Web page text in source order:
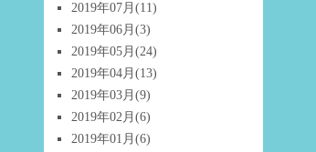
2019年07月 (11)
2019年06月 (3)
2019年05月 (24)
2019年04月 (13)
2019年03月 (9)
2019年02月 (6)
2019年01月 (6)